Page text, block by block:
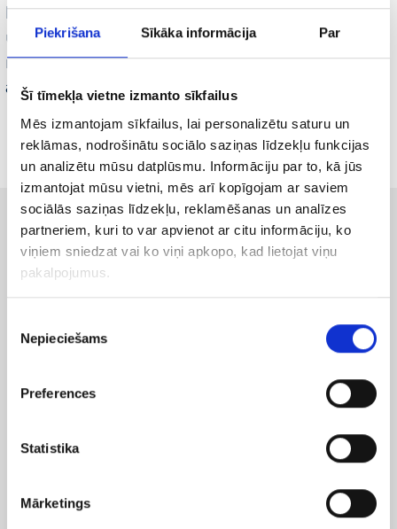
Piekrišana Sīkāka informācija Par
Šī tīmekļa vietne izmanto sīkfailus
Mēs izmantojam sīkfailus, lai personalizētu saturu un
reklāmas, nodrošinātu sociālo saziņas līdzekļu funkcijas
un analizētu mūsu datplūsmu. Informāciju par to, kā jūs
izmantojat mūsu vietni, mēs arī kopīgojam ar saviem
sociālās saziņas līdzekļu, reklamēšanas un analīzes
partneriem, kuri to var apvienot ar citu informāciju, ko
viņiem sniedzat vai ko viņi apkopo, kad lietojat viņu
pakalpojumus.
izvēle
Nepieciešams
Preferences
Statistika
Mārketings
lielākas iespējas sasniegt augstas pozīcijas
un tiem ir ļoti mērķtiecīgi meklētāji. Vienīgā
negatīvā puse šādiem atslēgvārdiem ir
apmeklētāju skaits, kurš būs diez gan zems.
Līdzīgi raksti
Google meklēšana mainās: kā AI rīki pārraksta